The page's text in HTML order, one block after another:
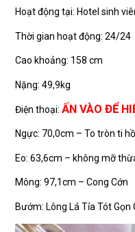
Hoạt động tại: Hotel sinh
Thời gian hoạt động: 24/24
Cao khoảng: 158 cm
Nặng: 49,9kg
Điện thoại:ẤN VÀO ĐỂ
Ngực: 70,0cm – To tròn ti
Eo: 63,6cm – không mỡ
Mông: 97,1cm – Cong Cớn
Bướm: Lông Lá Tỉa Tót Gọn